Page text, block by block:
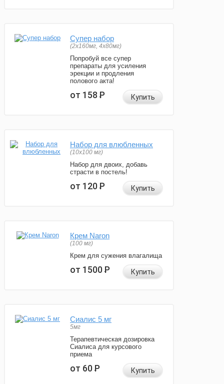
Супер набор
(2х160мг, 4х80мг)
Попробуй все супер
препараты для усиления
эрекции и продления
полового акта!
от 158Р Купить
Набор для влюбленных
(10х100 мг)
Набор для двоих, добавь
страсти в постель!
от 120Р Купить
Крем Naron
(100 мг)
Крем для сужения влагалища
от 1500Р Купить
Сиалис 5 мг
5мг
Терапевтическая дозировка
Сиалиса для курсового
приема
от 60Р Купить